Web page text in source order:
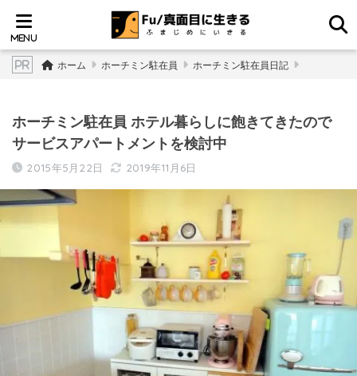
ホーム ホーチミン駐在員 ホーチミン駐在員日記
ホーチミン駐在員 ホテル暮らしに飽きてきたので
サービスアパートメントを検討中
2015年5月22日 2019年11月6日